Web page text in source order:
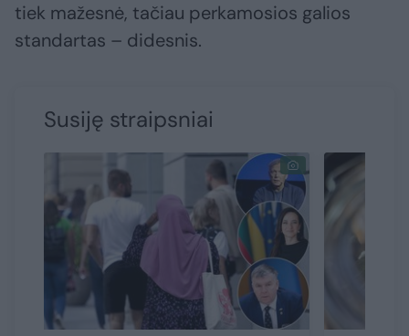
tiek mažesnė, tačiau perkamosios galios
standartas – didesnis.
Susiję straipsniai